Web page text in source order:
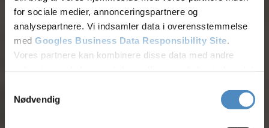
for sociale medier, annonceringspartnere og
analysepartnere. Vi indsamler data i overensstemmelse
med Googles Business Data Responsibility Site
Vores partnere kan kombinere disse data med andre
Nødvendig